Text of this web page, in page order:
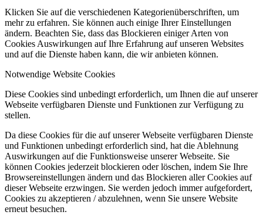
Klicken Sie auf die verschiedenen Kategorienüberschriften, um
mehr zu erfahren. Sie können auch einige Ihrer Einstellungen
ändern. Beachten Sie, dass das Blockieren einiger Arten von
Cookies Auswirkungen auf Ihre Erfahrung auf unseren Websites
und auf die Dienste haben kann, die wir anbieten können.
Notwendige Website Cookies
Diese Cookies sind unbedingt erforderlich, um Ihnen die auf unserer
Webseite verfügbaren Dienste und Funktionen zur Verfügung zu
stellen.
Da diese Cookies für die auf unserer Webseite verfügbaren Dienste
und Funktionen unbedingt erforderlich sind, hat die Ablehnung
Auswirkungen auf die Funktionsweise unserer Webseite. Sie
können Cookies jederzeit blockieren oder löschen, indem Sie Ihre
Browsereinstellungen ändern und das Blockieren aller Cookies auf
dieser Webseite erzwingen. Sie werden jedoch immer aufgefordert,
Cookies zu akzeptieren / abzulehnen, wenn Sie unsere Website
erneut besuchen.